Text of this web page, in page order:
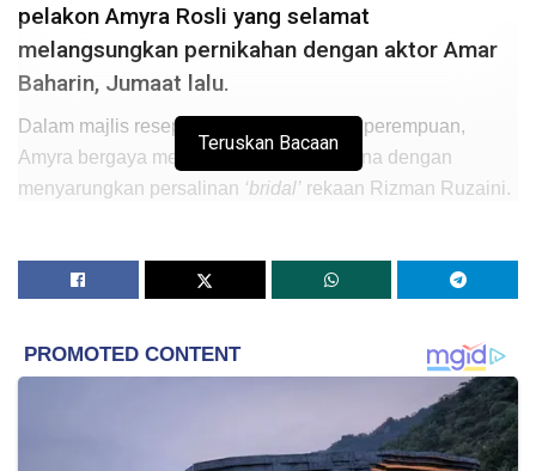
pelakon Amyra Rosli yang selamat
melangsungkan pernikahan dengan aktor Amar
Baharin, Jumaat lalu.
Dalam majlis resepsi sebelah pengantin perempuan,
Amyra bergaya menawan dan mempesona dengan
menyarungkan persalinan ‘bridal’ rekaan Rizman Ruzaini.
Teruskan Bacaan